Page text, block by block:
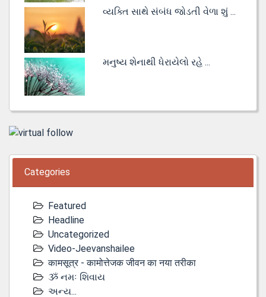
વ્યક્તિ સાથે સંબંધ જોડતી વેળા શું ...
મનુષ્ય શેનાથી ધેરાયેલો રહે ...
Categories
Featured
Headline
Uncategorized
Video-Jeevanshailee
कामसूत्र - कामोत्तेजक जीवन का नया तरीका
ૐ નમઃ શિવાય
અન્ય...